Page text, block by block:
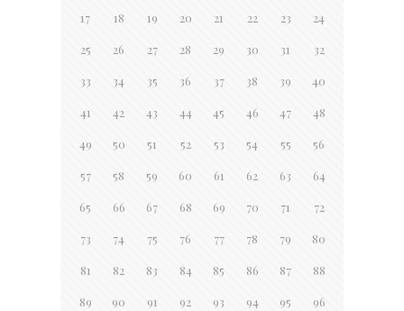
17 18 19 20 21 22 23 24
25 26 27 28 29 30 31 32
33 34 35 36 37 38 39 40
41 42 43 44 45 46 47 48
49 50 51 52 53 54 55 56
57 58 59 60 61 62 63 64
65 66 67 68 69 70 71 72
73 74 75 76 77 78 79 80
81 82 83 84 85 86 87 88
89 90 91 92 93 94 95 96